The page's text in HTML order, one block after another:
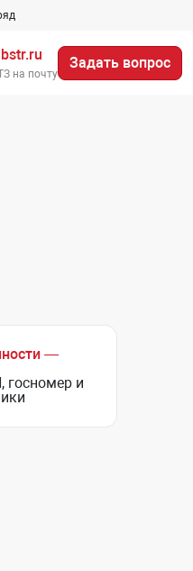
на почту
Задать вопрос
—
госномер и